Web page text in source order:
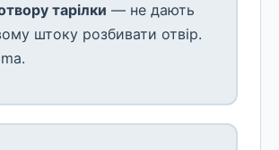
тарілки — не дають
штоку розбивати отвір.